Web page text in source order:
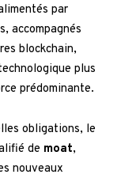
par
accompagnés
blockchain,
plus
prédominante.
obligations, le
de moat,
nouveaux